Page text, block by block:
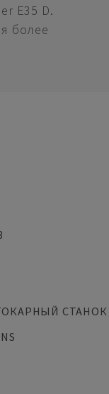
E35 D.
более
СТАНОК